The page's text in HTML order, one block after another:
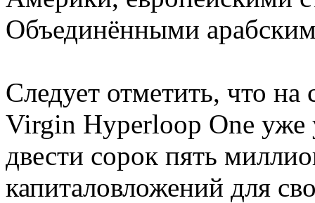
Объединёнными
Следует отметить, что
Virgin Hyperloop One уже
двести сорок пять
капиталовложений для